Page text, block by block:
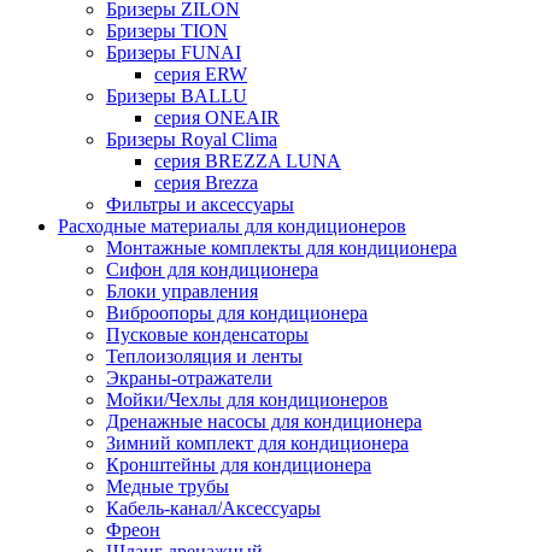
Бризеры ZILON
Бризеры TION
Бризеры FUNAI
серия ERW
Бризеры BALLU
серия ONEAIR
Бризеры Royal Clima
серия BREZZA LUNA
серия Brezza
Фильтры и аксессуары
Расходные материалы для кондиционеров
Монтажные комплекты для кондиционера
Сифон для кондиционера
Блоки управления
Виброопоры для кондиционера
Пусковые конденсаторы
Теплоизоляция и ленты
Экраны-отражатели
Мойки/Чехлы для кондиционеров
Дренажные насосы для кондиционера
Зимний комплект для кондиционера
Кронштейны для кондиционера
Медные трубы
Кабель-канал/Аксессуары
Фреон